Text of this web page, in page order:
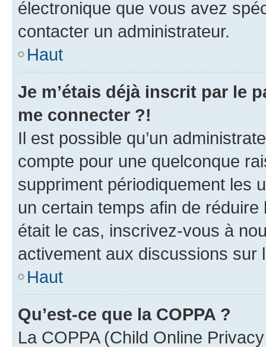
électronique que vous avez
contacter un administrateur.
Haut
Je m’étais déjà inscrit par le
me connecter ?!
Il est possible qu’un
compte pour une quelconque
suppriment périodiquement les
un certain temps afin de
était le cas, inscrivez-vous à
activement aux discussions sur
Haut
Qu’est-ce que la COPPA ?
La COPPA (Child Online